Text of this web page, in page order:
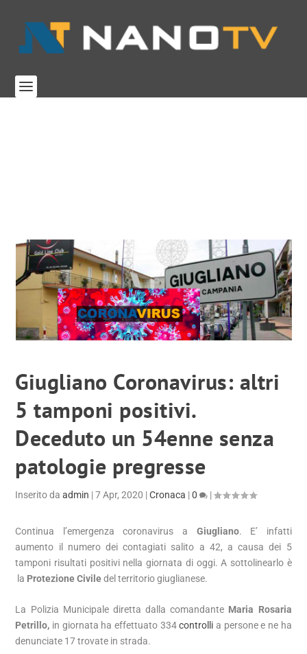
Giugliano Coronavirus: altri
5 tamponi positivi.
Deceduto un 54enne senza
patologie pregresse
Inserito daadmin |7 Apr, 2020 |Cronaca |0 |
Continua l’emergenza coronavirus a Giugliano. E’ infatti
aumento il numero dei contagiati salito a 42, a causa dei 5
tamponi risultati positivi nella giornata di oggi. A sottolinearlo è
la Protezione Civiledel territorio giuglianese.
La Polizia Municipale diretta dalla comandante Maria Rosaria
Petrillo, in giornata ha effettuato 334controlli a persone e ne ha
denunciate 17 trovate in strada.